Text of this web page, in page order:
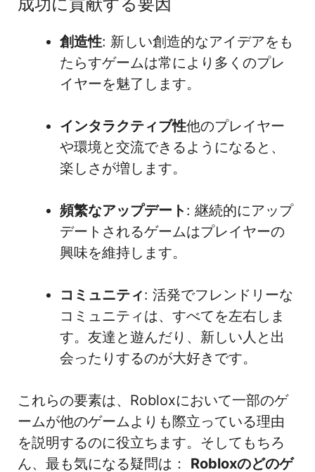
創造性: 新しい創造的なアイデアをも
たらすゲームは常により多くのプレ
イヤーを魅了します。
インタラクティブ性他のプレイヤー
や環境と交流できるようになると、
楽しさが増します。
頻繁なアップデート : 継続的にアップ
デートされるゲームはプレイヤーの
興味を維持します。
コミュニティ: 活発でフレンドリーな
コミュニティは、すべてを左右しま
す。友達と遊んだり、新しい人と出
会ったりするのが大好きです。
これらの要素は、Robloxにおいて一部のゲ
ームが他のゲームよりも際立っている理由
を説明するのに役立ちます。そしてもちろ
ん、最も気になる疑問は： Robloxのどのゲ